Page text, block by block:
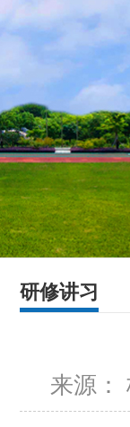
研修讲习
来源